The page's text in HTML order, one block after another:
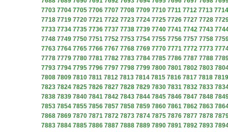
7703 7704 7705 7706 7707 7708 7709 7710 7711 7712 7713 7714
7718 7719 7720 7721 7722 7723 7724 7725 7726 7727 7728
7733 7734 7735 7736 7737 7738 7739 7740 7741 7742 7743
7748 7749 7750 7751 7752 7753 7754 7755 7756 7757 7758
7763 7764 7765 7766 7767 7768 7769 7770 7771 7772 7773
7778 7779 7780 7781 7782 7783 7784 7785 7786 7787 7788
7793 7794 7795 7796 7797 7798 7799 7800 7801 7802 7803
7808 7809 7810 7811 7812 7813 7814 7815 7816 7817 7818 7819
7823 7824 7825 7826 7827 7828 7829 7830 7831 7832 7833
7838 7839 7840 7841 7842 7843 7844 7845 7846 7847 7848
7853 7854 7855 7856 7857 7858 7859 7860 7861 7862 7863
7868 7869 7870 7871 7872 7873 7874 7875 7876 7877 7878
7883 7884 7885 7886 7887 7888 7889 7890 7891 7892 7893